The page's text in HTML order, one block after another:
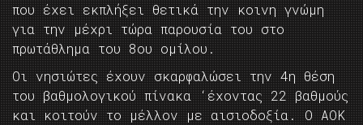
που έχει εκπλήξει θετικά την κοινη γνώμη
για την μέχρι τώρα παρουσία του στο
πρωτάθλημα του 8ου ομίλου.
Οι νησιώτες έχουν σκαρφαλώσει την 4η θέση
του βαθμολογικού πίνακα ‘έχοντας 22 βαθμούς
και κοιτούν το μέλλον με αισιοδοξία. Ο ΑΟΚ